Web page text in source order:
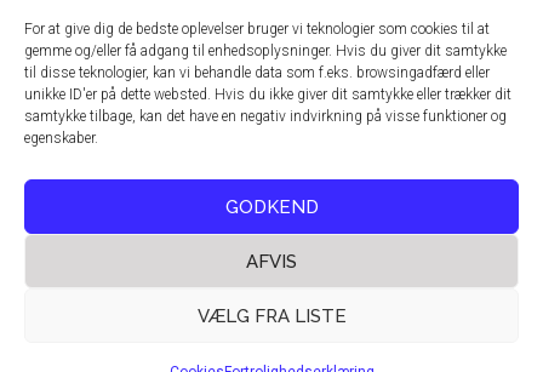
For at give dig de bedste oplevelser bruger vi teknologier som cookies til at
gemme og/eller få adgang til enhedsoplysninger. Hvis du giver dit samtykke
til disse teknologier, kan vi behandle data som f.eks. browsingadfærd eller
unikke ID'er på dette websted. Hvis du ikke giver dit samtykke eller trækker dit
samtykke tilbage, kan det have en negativ indvirkning på visse funktioner og
egenskaber.
GODKEND
AFVIS
VÆLG FRA LISTE
DK - 2600 Glostrup
www.techmedia.dk
Telefon: +45 43 24 26 28
E-mail:info@techmedia.dk